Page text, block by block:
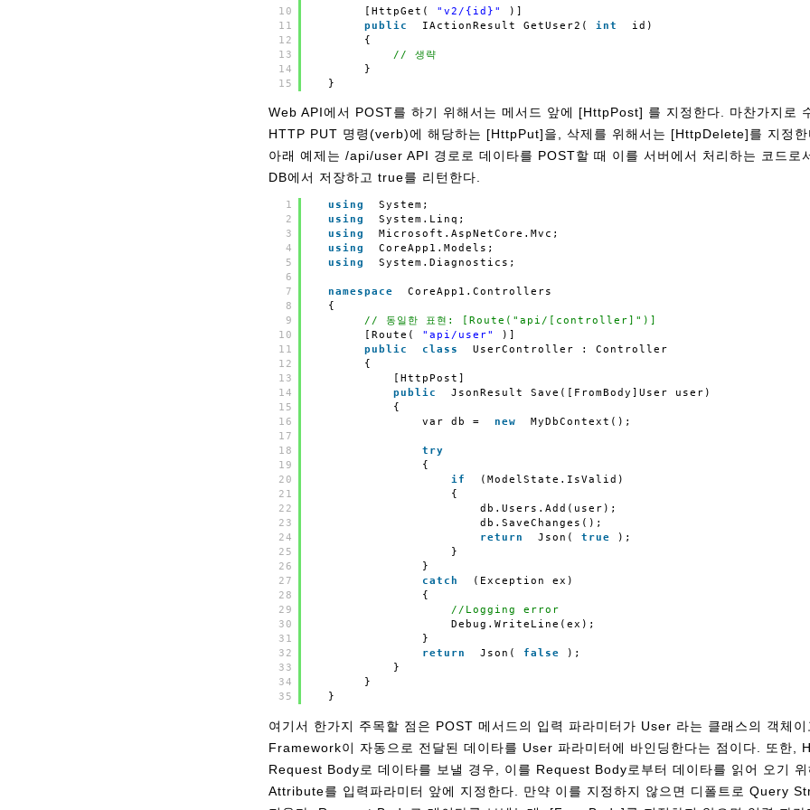
10
11
12
13
14
15
[HttpGet( "v2/{id}"
)]
public
IActionResult GetUser2( int
id)
{
// 생략
}
}
Web API에서 POST를 하기 위해서는 메서드 앞에 [HttpPost] 를 지정한다. 마찬가지로
HTTP PUT 명령(verb)에 해당하는 [HttpPut]을, 삭제를 위해서는 [HttpDelete]를 지정한
아래 예제는 /api/user API 경로로 데이타를 POST할 때 이를 서버에서 처리하는 코드로
DB에서 저장하고 true를 리턴한다.
1
2
3
4
5
6
7
8
9
10
11
12
13
14
15
16
17
18
19
20
21
22
23
24
25
26
27
28
29
30
31
32
33
34
35
using
System;
using
System.Linq;
using
Microsoft.AspNetCore.Mvc;
using
CoreApp1.Models;
using
System.Diagnostics;
namespace
CoreApp1.Controllers
{
// 동일한 표현: [Route("api/[controller]")]
[Route(
"api/user"
)]
public
class
UserController : Controller
{
[HttpPost]
public
JsonResult Save([FromBody]User user)
{
var db =
new MyDbContext();
try
{
if
(ModelState.IsValid)
{
db.Users.Add(user);
db.SaveChanges();
return
Json( true
);
}
}
catch
(Exception ex)
{
//Logging error
Debug.WriteLine(ex);
}
return
Json( false
);
}
}
}
여기서 한가지 주목할 점은 POST 메서드의 입력 파라미터가 User 라는 클래스의 객체
Framework이 자동으로 전달된 데이타를 User 파라미터에 바인딩한다는 점이다. 또한,
Request Body로 데이타를 보낼 경우, 이를 Request Body로부터 데이타를 읽어 오기
Attribute를 입력파라미터 앞에 지정한다. 만약 이를 지정하지 않으면 디폴트로 Query